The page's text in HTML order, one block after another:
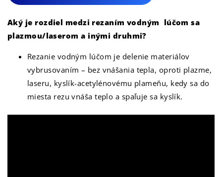
Aký je rozdiel medzi rezaním vodným lúčom sa
plazmou/laserom a inými druhmi?
Rezanie vodným lúčom je delenie materiálov
vybrusovaním – bez vnášania tepla, oproti plazme,
laseru, kyslík-acetylénovému plameňu, kedy sa do
miesta rezu vnáša teplo a spaľuje sa kyslík.